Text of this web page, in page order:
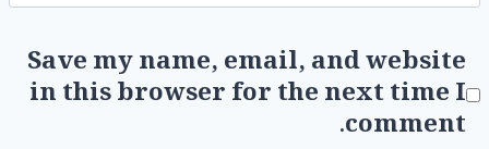
Save my name, email, and website
in this browser for the next time I
comment.